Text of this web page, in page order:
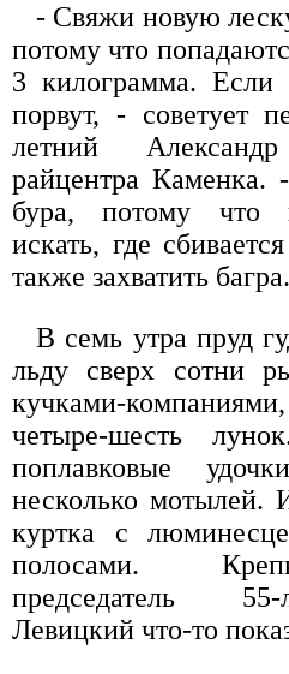
- Свяжи новую
потому что
3 килограмма. Если
порвут, - советует
летний
райцентра
бура, потому что
искать, где
также захватить багра.
В семь утра пруд
льду сверх сотни
кучками-
четыре-шесть
поплавковые
несколько мотылей.
куртка с
полосами.
председатель
Левицкий что-то